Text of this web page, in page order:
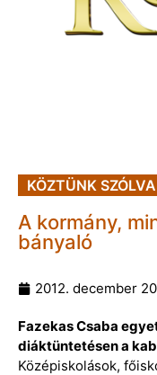
KÖZTÜNK SZÓLVA
A kormány,
bányaló
2012. december
Fazekas Csaba
diáktüntetésen a
Középiskolások,